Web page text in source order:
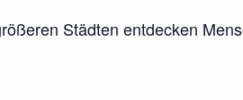
Städten entdecken